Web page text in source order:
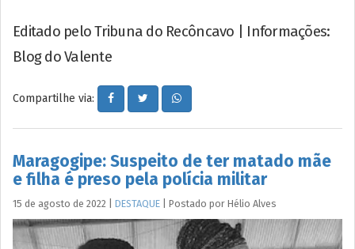
Editado pelo Tribuna do Recôncavo | Informações:
Blog do Valente
Compartilhe via:
Maragogipe: Suspeito de ter matado mãe
e filha é preso pela polícia militar
15 de agosto de 2022 DESTAQUE Postado por Hélio Alves